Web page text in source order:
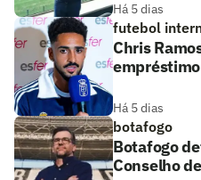
Há 5 dias
futebol
Chris
Há 5 dias
botafogo
Botafogo
Conselho